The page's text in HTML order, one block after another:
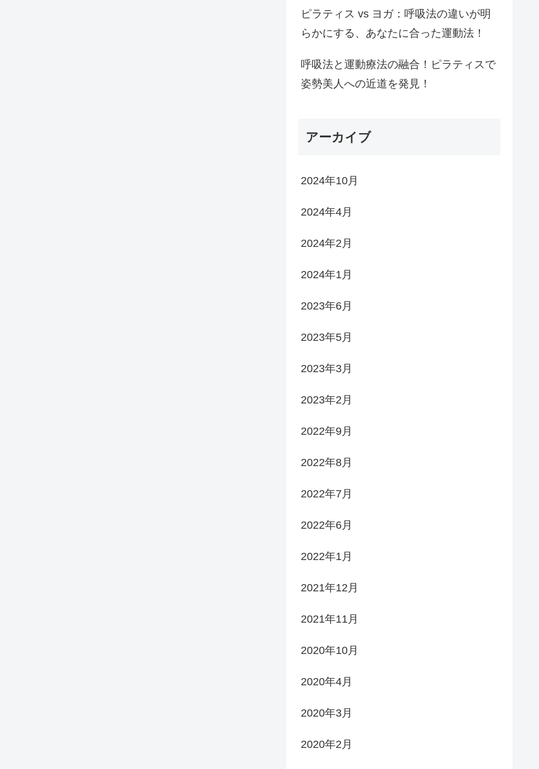
ピラティス vs ヨガ：呼吸法の違いが明
らかにする、あなたに合った運動法！
呼吸法と運動療法の融合！ピラティスで
姿勢美人への近道を発見！
アーカイブ
2024年10月
2024年4月
2024年2月
2024年1月
2023年6月
2023年5月
2023年3月
2023年2月
2022年9月
2022年8月
2022年7月
2022年6月
2022年1月
2021年12月
2021年11月
2020年10月
2020年4月
2020年3月
2020年2月